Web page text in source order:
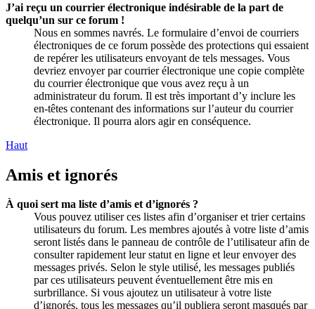
J’ai reçu un courrier électronique indésirable de la part de
quelqu’un sur ce forum !
Nous en sommes navrés. Le formulaire d’envoi de courriers
électroniques de ce forum possède des protections qui essaient
de repérer les utilisateurs envoyant de tels messages. Vous
devriez envoyer par courrier électronique une copie complète
du courrier électronique que vous avez reçu à un
administrateur du forum. Il est très important d’y inclure les
en-têtes contenant des informations sur l’auteur du courrier
électronique. Il pourra alors agir en conséquence.
Haut
Amis et ignorés
À quoi sert ma liste d’amis et d’ignorés ?
Vous pouvez utiliser ces listes afin d’organiser et trier certains
utilisateurs du forum. Les membres ajoutés à votre liste d’amis
seront listés dans le panneau de contrôle de l’utilisateur afin de
consulter rapidement leur statut en ligne et leur envoyer des
messages privés. Selon le style utilisé, les messages publiés
par ces utilisateurs peuvent éventuellement être mis en
surbrillance. Si vous ajoutez un utilisateur à votre liste
d’ignorés, tous les messages qu’il publiera seront masqués par